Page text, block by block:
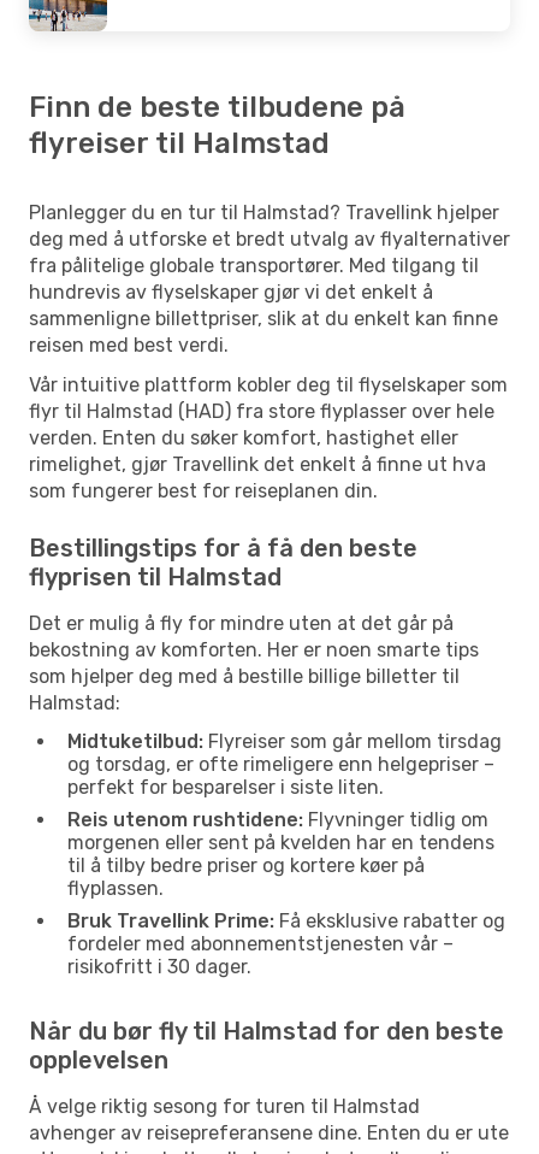
Finn de beste tilbudene på
flyreiser til Halmstad
Planlegger du en tur til Halmstad? Travellink hjelper
deg med å utforske et bredt utvalg av flyalternativer
fra pålitelige globale transportører. Med tilgang til
hundrevis av flyselskaper gjør vi det enkelt å
sammenligne billettpriser, slik at du enkelt kan finne
reisen med best verdi.
Vår intuitive plattform kobler deg til flyselskaper som
flyr til Halmstad (HAD) fra store flyplasser over hele
verden. Enten du søker komfort, hastighet eller
rimelighet, gjør Travellink det enkelt å finne ut hva
som fungerer best for reiseplanen din.
Bestillingstips for å få den beste
flyprisen til Halmstad
Det er mulig å fly for mindre uten at det går på
bekostning av komforten. Her er noen smarte tips
som hjelper deg med å bestille billige billetter til
Halmstad:
Midtuketilbud: Flyreiser som går mellom tirsdag
og torsdag, er ofte rimeligere enn helgepriser –
perfekt for besparelser i siste liten.
Reis utenom rushtidene: Flyvninger tidlig om
morgenen eller sent på kvelden har en tendens
til å tilby bedre priser og kortere køer på
flyplassen.
Bruk Travellink Prime: Få eksklusive rabatter og
fordeler med abonnementstjenesten vår –
risikofritt i 30 dager.
Når du bør fly til Halmstad for den beste
opplevelsen
Å velge riktig sesong for turen til Halmstad
avhenger av reisepreferansene dine. Enten du er ute